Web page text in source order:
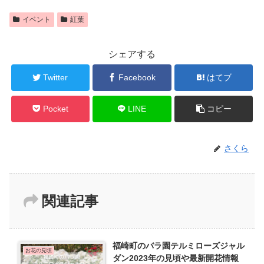
イベント 紅葉
シェアする
Twitter Facebook はてブ
Pocket LINE コピー
さくら
関連記事
お花の見頃
福崎町のバラ園テルミローズジャル
ダン2023年の見頃や最新開花情報